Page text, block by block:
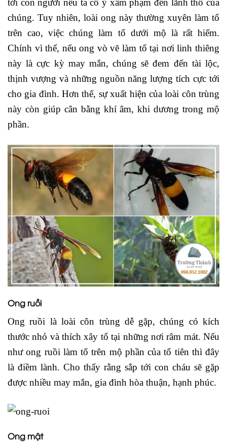
tới con người nếu ta cố ý xâm phạm đến lãnh thổ của
chúng. Tuy nhiên, loài ong này thường xuyên làm tổ
trên cao, việc chúng làm tổ dưới mộ là rất hiếm.
Chính vì thế, nếu ong vò vẽ làm tổ tại nơi linh thiêng
này là cực kỳ may mắn, chúng sẽ đem đến tài lộc,
thịnh vượng và những nguồn năng lượng tích cực tới
cho gia đình. Hơn thế, sự xuất hiện của loài côn trùng
này còn giúp cân bằng khí âm, khi dương trong mộ
phần.
Ong ruồi
Ong ruồi là loài côn trùng dễ gặp, chúng có kích
thước nhỏ và thích xây tổ tại những nơi râm mát. Nếu
như ong ruồi làm tổ trên mộ phần của tổ tiên thì đây
là điềm lành. Cho thấy rằng sắp tới con cháu sẽ gặp
được nhiều may mắn, gia đình hòa thuận, hạnh phúc.
Ong mật